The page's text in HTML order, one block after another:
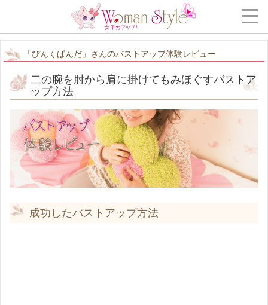
「ぴんくぱんだ」さんのバストアップ体験レビュー
二の腕を肘から肩に掛けてもみほぐすバストア
ップ方法
成功したバストアップ方法